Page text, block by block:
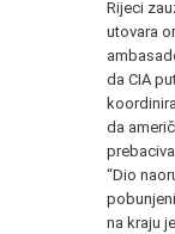
Rijeci
utovara
da CIA
da
“Dio
na kraju